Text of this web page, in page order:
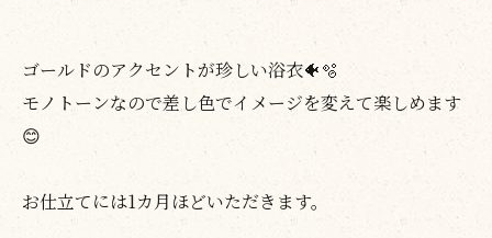
ゴールドのアクセントが珍しい浴衣🐠🫧
モノトーンなので差し色でイメージを変えて楽しめます
😊
お仕立てには1カ月ほどいただきます。